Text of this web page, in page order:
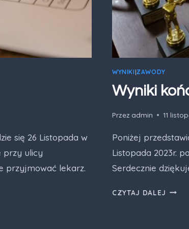
się 26 Listopada w
przy ulicy
przyjmować lekarz.
WYNIKI |ZAWODY
Wyniki
Przez admin 11
Poniżej
Listopada 2023r.
Serdecznie
CZYTAJ DALEJ WYNIKI